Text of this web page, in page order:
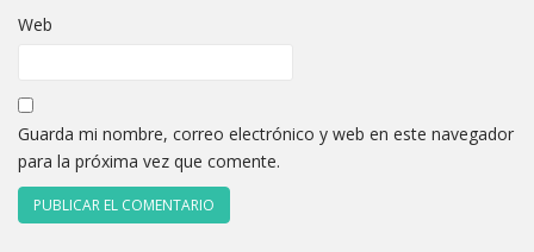
Web
Guarda mi nombre, correo electrónico y web en este navegador
para la próxima vez que comente.